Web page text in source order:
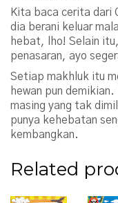
Kita baca cerita dari
dia berani keluar
hebat, lho! Selain
penasaran, ayo
Setiap makhluk itu
hewan pun
masing yang tak
punya kehebatan
kembangkan.
Related